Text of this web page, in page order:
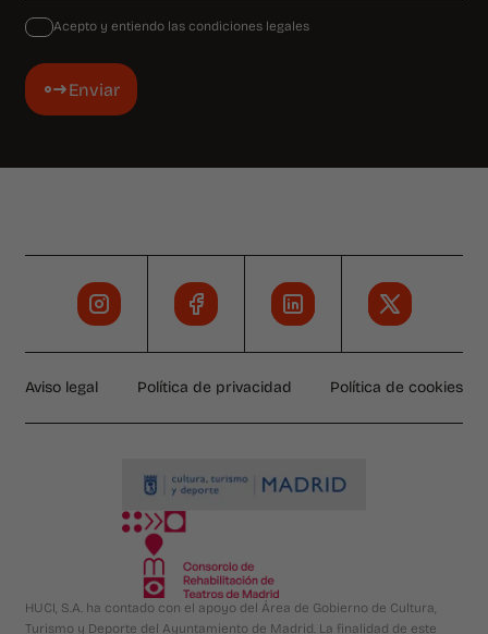
Enviar
Acepto y entiendo las condiciones legales
Aviso legal Política de privacidad Política de cookies
HUCI, S.A. ha contado con el apoyo del Área de Gobierno de Cultura,
Turismo y Deporte del Ayuntamiento de Madrid. La finalidad de este